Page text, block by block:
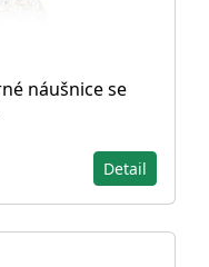
náušnice se
Detail